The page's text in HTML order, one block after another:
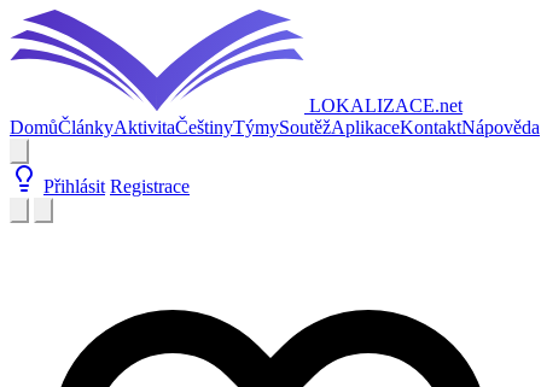
LOKALIZACE.net
DomůČlánkyAktivitaČeštinyTýmySoutěžAplikaceKontaktNápověda
Přihlásit Registrace